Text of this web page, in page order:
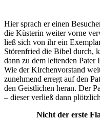
Hier sprach er einen
die Küsterin weiter vorne
ließ sich von ihr ein
Störenfried die Bibel durch,
dann zu dem leitenden Pater
Wie der Kirchenvorstand
zunehmend erregt auf den
den Geistlichen heran. Der
– dieser verließ dann
Nicht der erste